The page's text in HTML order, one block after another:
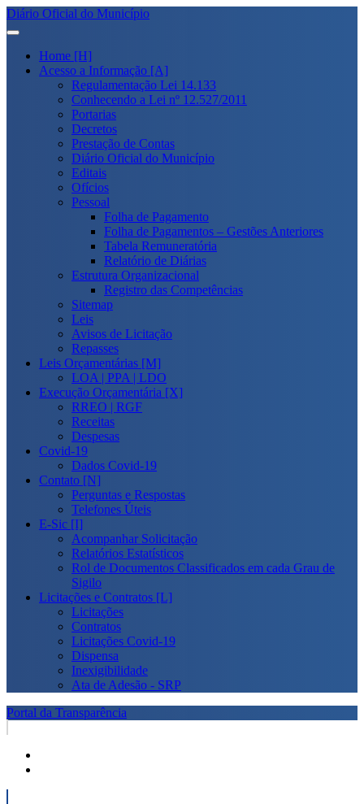
Diário Oficial do Município
Home [H]
Acesso a Informação [A]
Regulamentação Lei 14.133
Conhecendo a Lei nº 12.527/2011
Portarias
Decretos
Prestação de Contas
Diário Oficial do Município
Editais
Ofícios
Pessoal
Folha de Pagamento
Folha de Pagamentos – Gestões Anteriores
Tabela Remuneratória
Relatório de Diárias
Estrutura Organizacional
Registro das Competências
Sitemap
Leis
Avisos de Licitação
Repasses
Leis Orçamentárias [M]
LOA | PPA | LDO
Execução Orçamentária [X]
RREO | RGF
Receitas
Despesas
Covid-19
Dados Covid-19
Contato [N]
Perguntas e Respostas
Telefones Úteis
E-Sic [I]
Acompanhar Solicitação
Relatórios Estatísticos
Rol de Documentos Classificados em cada Grau de
Sigilo
Licitações e Contratos [L]
Licitações
Contratos
Licitações Covid-19
Dispensa
Inexigibilidade
Ata de Adesão - SRP
Portal da Transparência